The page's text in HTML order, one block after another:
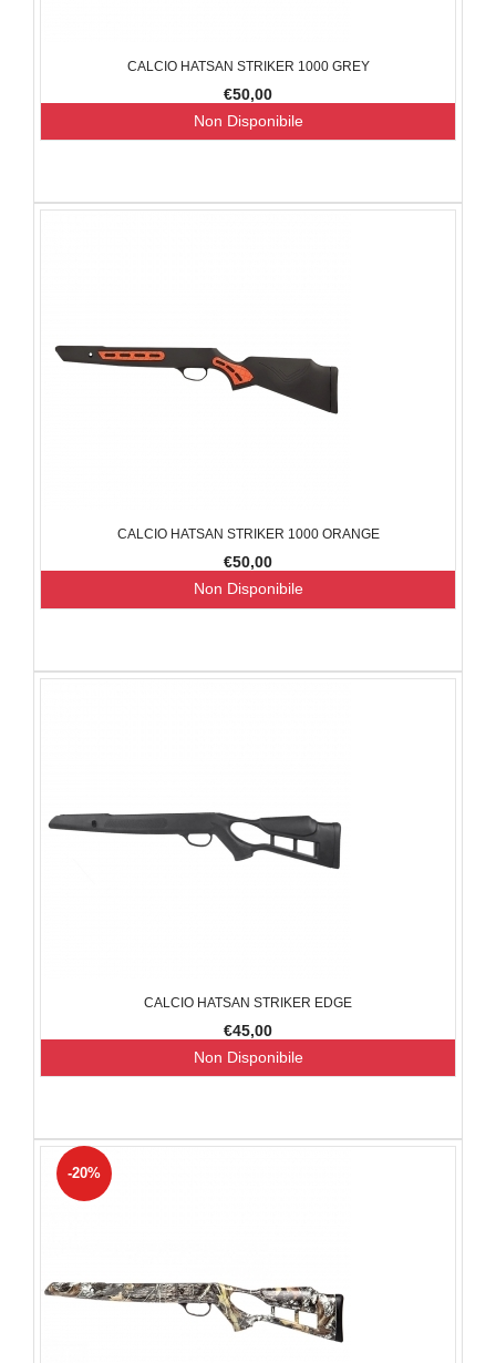
CALCIO HATSAN STRIKER 1000 GREY
€50,00
Non Disponibile
CALCIO HATSAN STRIKER 1000 ORANGE
€50,00
Non Disponibile
CALCIO HATSAN STRIKER EDGE
€45,00
Non Disponibile
-20%